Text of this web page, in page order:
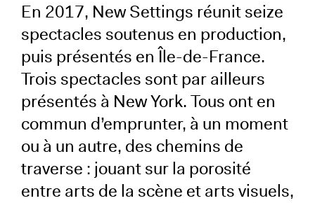
En 2017, New Settings réunit seize
spectacles soutenus en production,
puis présentés en Île-de-France.
Trois spectacles sont par ailleurs
présentés à New York. Tous ont en
commun d’emprunter, à un moment
ou à un autre, des chemins de
traverse : jouant sur la porosité
entre arts de la scène et arts visuels,